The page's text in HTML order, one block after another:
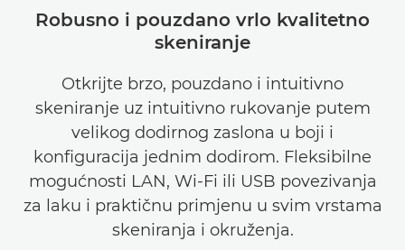
Robusno i pouzdano vrlo kvalitetno
skeniranje
Otkrijte brzo, pouzdano i intuitivno
skeniranje uz intuitivno rukovanje putem
velikog dodirnog zaslona u boji i
konfiguracija jednim dodirom. Fleksibilne
mogućnosti LAN, Wi-Fi ili USB povezivanja
za laku i praktičnu primjenu u svim vrstama
skeniranja i okruženja.